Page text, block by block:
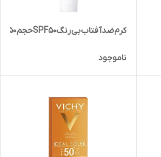
کرم‌ضد‌آفتاب‌بی‌رنگSPF50‌حجم‌50میل
ناموجود